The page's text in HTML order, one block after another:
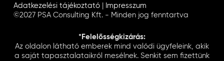
Adatkezelési tájékoztató
Impresszum
©2027 PSA Consulting Kft. - Minden jog fenntartva
*Felelősségkizárás:
Az oldalon látható emberek mind valódi ügyfeleink, akik
a saját tapasztalataikról mesélnek. Senkit sem fizettünk